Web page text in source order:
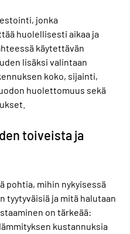
jonka
huolellisesti aikaa ja
käytettävän
lisäksi valintaan
koko, sijainti,
huolettomuus sekä
toiveista ja
pohtia, mihin nykyisessä
tyytyväisiä ja mitä halutaan
on tärkeää:
kustannuksia